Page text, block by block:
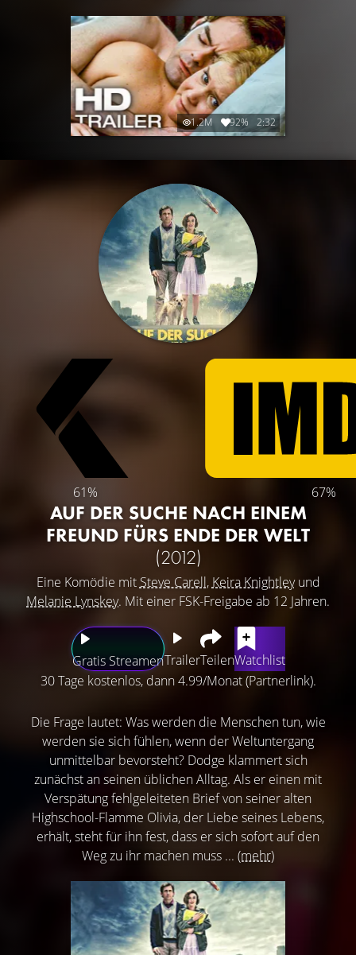
1.2M 92% 2:32
61% 67%
AUF DER SUCHE NACH EINEM
FREUND FÜRS ENDE DER WELT
(2012)
Eine Komödie mit Steve Carell, Keira Knightleyund
Melanie Lynskey. Mit einer FSK-Freigabe ab 12 Jahren.
Gratis StreamenTrailerTeilenWatchlist
30 Tage kostenlos, dann 4.99/Monat (Partnerlink).
Die Frage lautet: Was werden die Menschen tun, wie
werden sie sich fühlen, wenn der Weltuntergang
unmittelbar bevorsteht? Dodge klammert sich
zunächst an seinen üblichen Alltag. Als er einen mit
Verspätung fehlgeleiteten Brief von seiner alten
Highschool-Flamme Olivia, der Liebe seines Lebens,
erhält, steht für ihn fest, dass er sich sofort auf den
Weg zu ihr machen muss ... (mehr)